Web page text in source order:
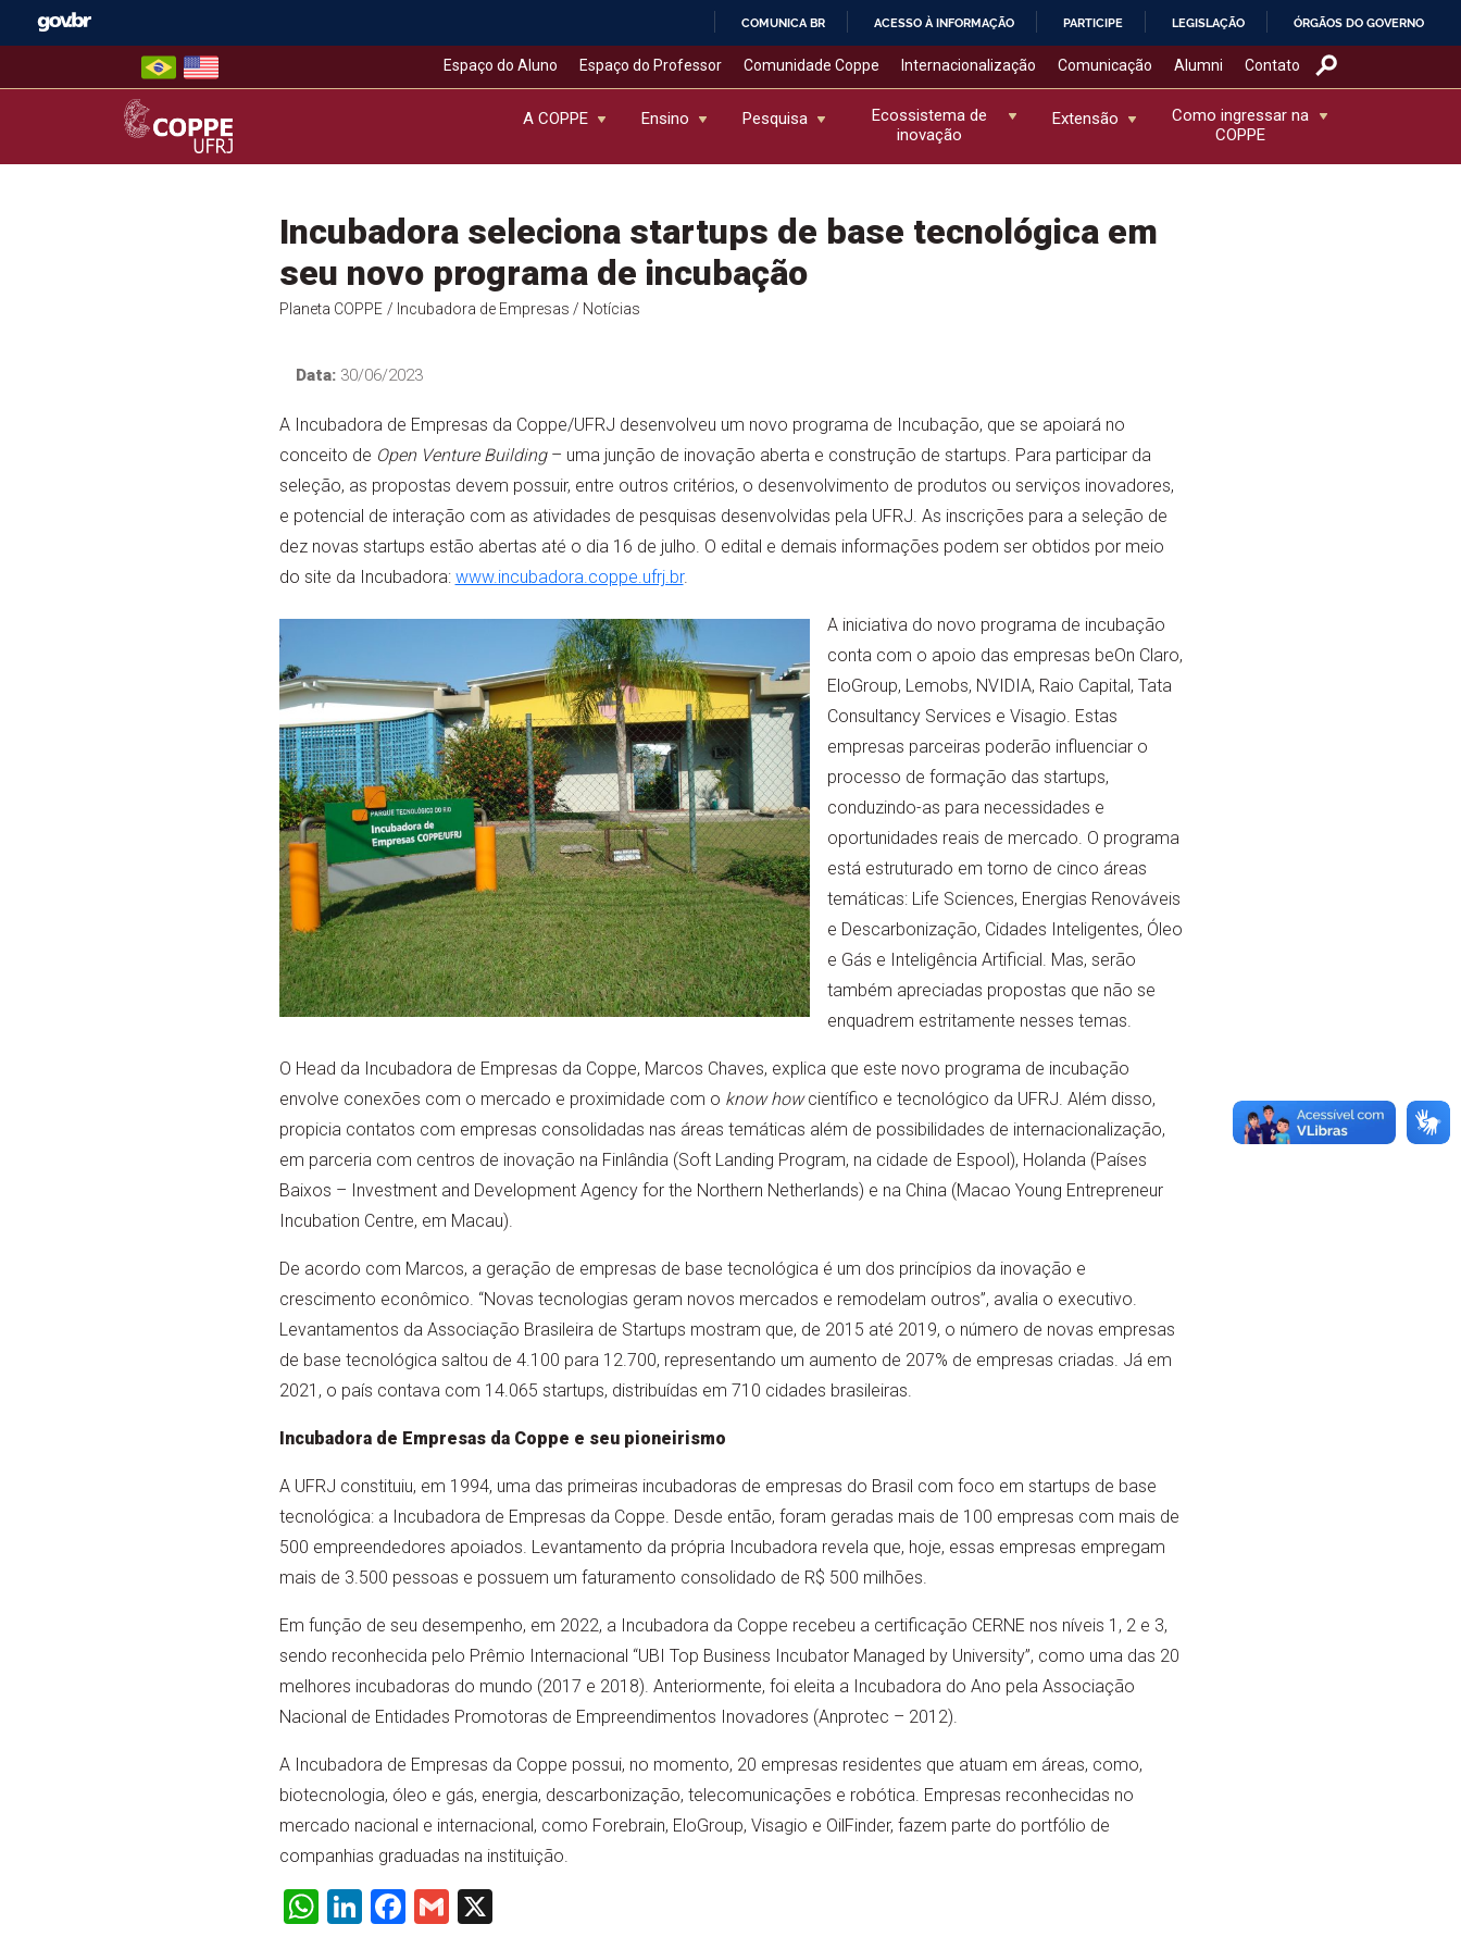
COMUNICA BR ACESSO À INFORMAÇÃO PARTICIPE LEGISLAÇÃO ÓRGÃOS DO GOVERNO
Espaço do Aluno Espaço do Professor Comunidade Coppe Internacionalização Comunicação Alumni Contato
COPPE – UFRJ
A COPPE Ensino Pesquisa
Ecossistema de
inovação
Extensão
Como ingressar na
COPPE
Incubadora seleciona startups de base tecnológica em
seu novo programa de incubação
Planeta COPPE / Incubadora de Empresas / Notícias
Data:30/06/2023
A Incubadora de Empresas da Coppe/UFRJ desenvolveu um novo programa de Incubação, que se apoiará no
conceito de Open Venture Building– uma junção de inovação aberta e construção de startups. Para participar da
seleção, as propostas devem possuir, entre outros critérios, o desenvolvimento de produtos ou serviços inovadores,
e potencial de interação com as atividades de pesquisas desenvolvidas pela UFRJ. As inscrições para a seleção de
dez novas startups estão abertas até o dia 16 de julho. O edital e demais informações podem ser obtidos por meio
do site da Incubadora: www.incubadora.coppe.ufrj.br.
A iniciativa do novo programa de incubação
conta com o apoio das empresas beOn Claro,
EloGroup, Lemobs, NVIDIA, Raio Capital, Tata
Consultancy Services e Visagio. Estas
empresas parceiras poderão influenciar o
processo de formação das startups,
conduzindo-as para necessidades e
oportunidades reais de mercado. O programa
está estruturado em torno de cinco áreas
temáticas: Life Sciences, Energias Renováveis
e Descarbonização, Cidades Inteligentes, Óleo
e Gás e Inteligência Artificial. Mas, serão
também apreciadas propostas que não se
enquadrem estritamente nesses temas.
O Head da Incubadora de Empresas da Coppe, Marcos Chaves, explica que este novo programa de incubação
envolve conexões com o mercado e proximidade com o know howcientífico e tecnológico da UFRJ. Além disso,
propicia contatos com empresas consolidadas nas áreas temáticas além de possibilidades de internacionalização,
em parceria com centros de inovação na Finlândia (Soft Landing Program, na cidade de Espool), Holanda (Países
Baixos – Investment and Development Agency for the Northern Netherlands) e na China (Macao Young Entrepreneur
Incubation Centre, em Macau).
De acordo com Marcos, a geração de empresas de base tecnológica é um dos princípios da inovação e
crescimento econômico. “Novas tecnologias geram novos mercados e remodelam outros”, avalia o executivo.
Levantamentos da Associação Brasileira de Startups mostram que, de 2015 até 2019, o número de novas empresas
de base tecnológica saltou de 4.100 para 12.700, representando um aumento de 207% de empresas criadas. Já em
2021, o país contava com 14.065 startups, distribuídas em 710 cidades brasileiras.
Incubadora de Empresas da Coppe e seu pioneirismo
A UFRJ constituiu, em 1994, uma das primeiras incubadoras de empresas do Brasil com foco em startups de base
tecnológica: a Incubadora de Empresas da Coppe. Desde então, foram geradas mais de 100 empresas com mais de
500 empreendedores apoiados. Levantamento da própria Incubadora revela que, hoje, essas empresas empregam
mais de 3.500 pessoas e possuem um faturamento consolidado de R$ 500 milhões.
Em função de seu desempenho, em 2022, a Incubadora da Coppe recebeu a certificação CERNE nos níveis 1, 2 e 3,
sendo reconhecida pelo Prêmio Internacional “UBI Top Business Incubator Managed by University”, como uma das 20
melhores incubadoras do mundo (2017 e 2018). Anteriormente, foi eleita a Incubadora do Ano pela Associação
Nacional de Entidades Promotoras de Empreendimentos Inovadores (Anprotec – 2012).
A Incubadora de Empresas da Coppe possui, no momento, 20 empresas residentes que atuam em áreas, como,
biotecnologia, óleo e gás, energia, descarbonização, telecomunicações e robótica. Empresas reconhecidas no
mercado nacional e internacional, como Forebrain, EloGroup, Visagio e OilFinder, fazem parte do portfólio de
companhias graduadas na instituição.
WhatsApp
LinkedIn
Facebook
Gmail
X